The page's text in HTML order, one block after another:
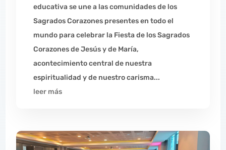
educativa se une a las comunidades de los
Sagrados Corazones presentes en todo el
mundo para celebrar la Fiesta de los Sagrados
Corazones de Jesús y de María,
acontecimiento central de nuestra
espiritualidad y de nuestro carisma...
leer más